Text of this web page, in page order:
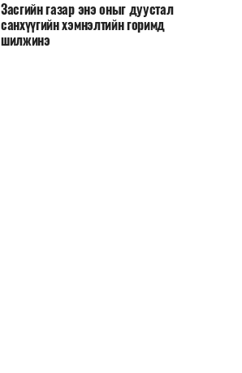
Засгийн газар энэ оныг дуустал
санхүүгийн хэмнэлтийн горимд
шилжинэ